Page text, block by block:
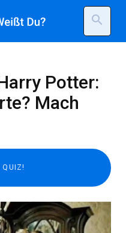
search
Potter:
Mach